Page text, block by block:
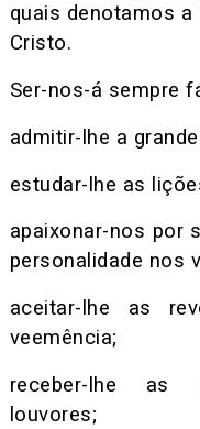
quais denotamos
Cristo.
Ser-nos-á sempre
admitir-lhe a
estudar-lhe as
apaixonar-nos por
personalidade nos
aceitar-lhe as
veemência;
receber-lhe as
louvores;